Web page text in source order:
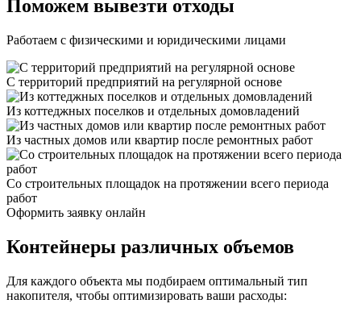
Поможем вывезти отходы
Работаем с физическими и юридическими лицами
С территорий предприятий на регулярной основе
Из коттеджных поселков и отдельных домовладений
Из частных домов или квартир после ремонтных работ
Со строительных площадок на протяжении всего периода
работ
Оформить заявку онлайн
Контейнеры различных объемов
Для каждого объекта мы подбираем оптимальный тип
накопителя, чтобы оптимизировать ваши расходы: